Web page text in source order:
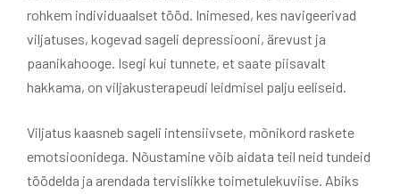
rohkem individuaalset tööd. Inimesed, kes navigeerivad
viljatuses, kogevad sageli depressiooni, ärevust ja
paanikahooge. Isegi kui tunnete, et saate piisavalt
hakkama, on viljakusterapeudi leidmisel palju eeliseid.
Viljatus kaasneb sageli intensiivsete, mõnikord raskete
emotsioonidega. Nõustamine võib aidata teil neid tundeid
töödelda ja arendada tervislikke toimetulekuviise. Abiks